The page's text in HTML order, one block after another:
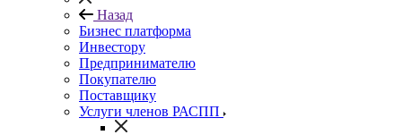
Назад
Бизнес платформа
Инвестору
Предпринимателю
Покупателю
Поставщику
Услуги членов РАСПП